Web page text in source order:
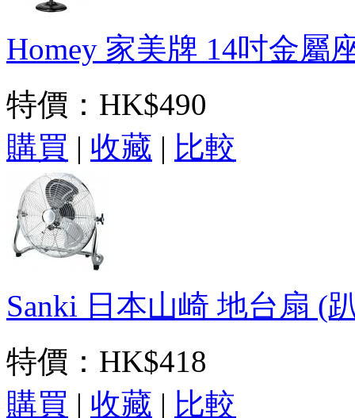
Homey 家美牌 14吋金屬
特價： HK$490
購買 | 收藏 | 比較
Sanki 日本山崎 地台扇 (
特價： HK$418
購買 | 收藏 | 比較